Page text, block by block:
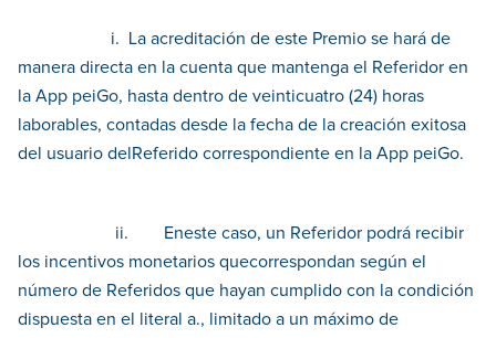
i. La acreditación de este Premio se hará de
manera directa en la cuenta que mantenga el Referidor en
la App peiGo, hasta dentro de veinticuatro (24) horas
laborables, contadas desde la fecha de la creación exitosa
del usuario delReferido correspondiente en la App peiGo.
ii. Eneste caso, un Referidor podrá recibir
los incentivos monetarios quecorrespondan según el
número de Referidos que hayan cumplido con la condición
dispuesta en el literal a., limitado a un máximo de